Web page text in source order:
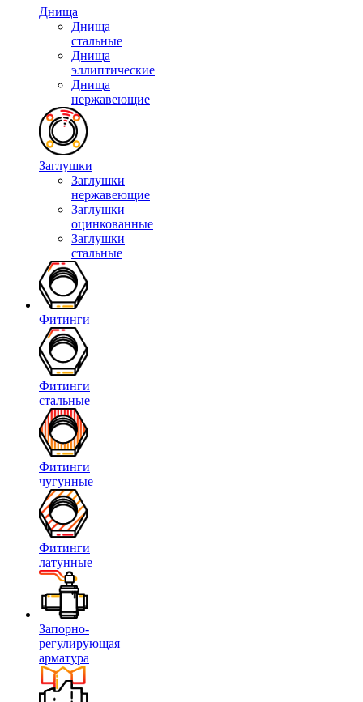
Днища
Днища
стальные
Днища
эллиптические
Днища
нержавеющие
Заглушки
Заглушки
нержавеющие
Заглушки
оцинкованные
Заглушки
стальные
Фитинги
Фитинги
стальные
Фитинги
чугунные
Фитинги
латунные
Запорно-
регулирующая
арматура